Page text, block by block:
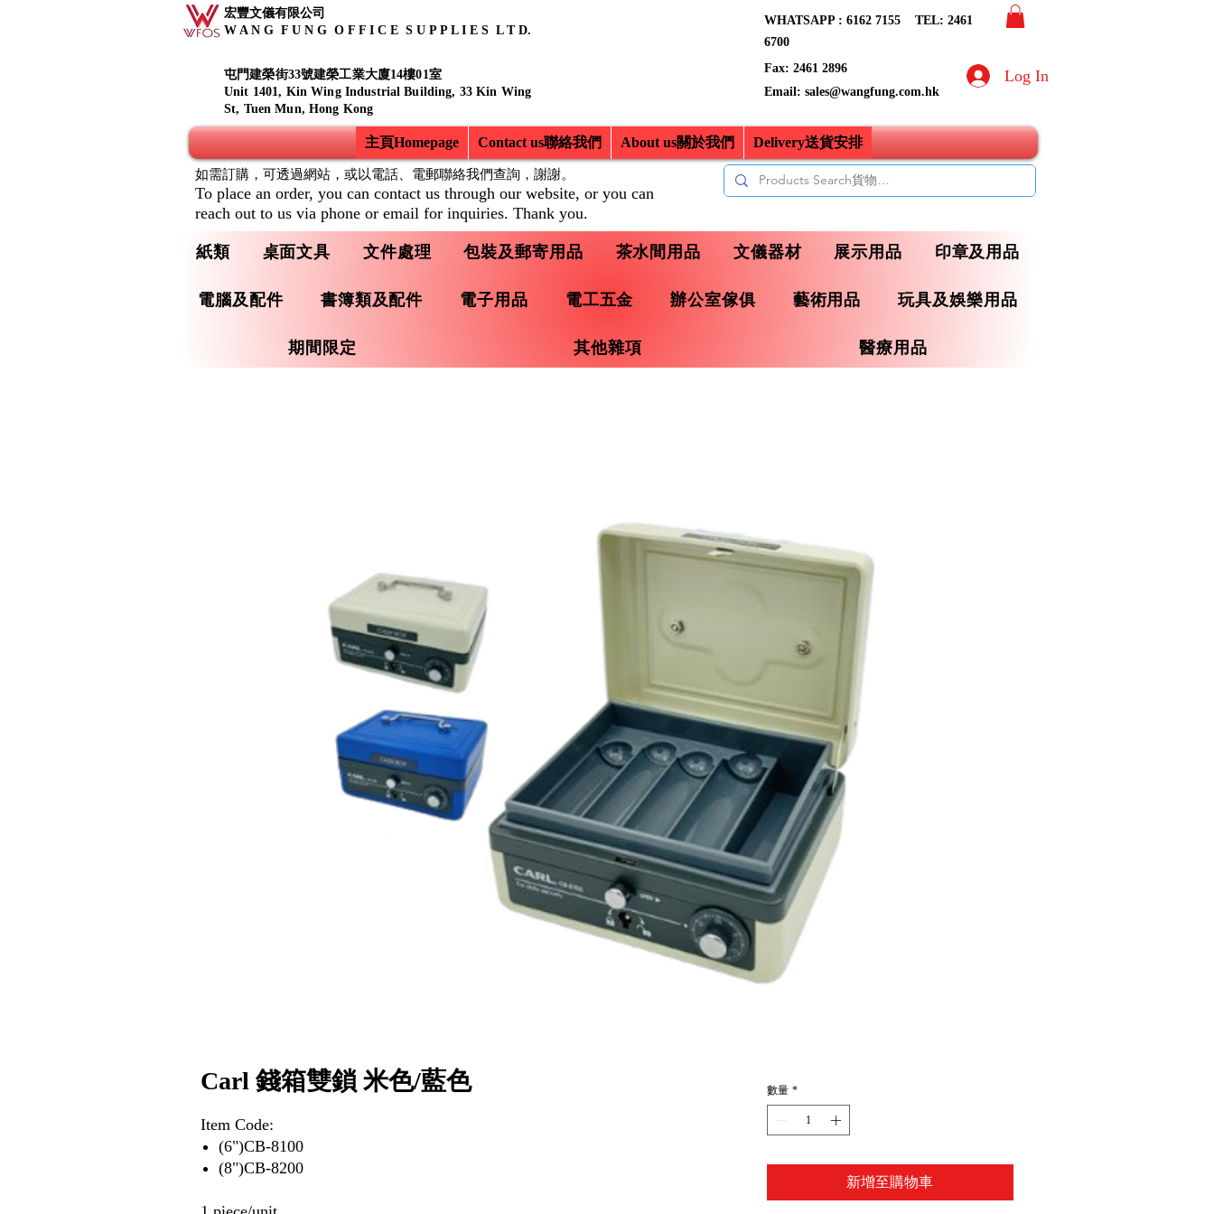
宏豐文儀有限公司
W A N G F U N G O F F I C E S U P P L I E S L T D.
屯門建榮街33號建榮工業大廈14樓01室
Unit 1401, Kin Wing Industrial Building, 33 Kin Wing
St, Tuen Mun, Hong Kong
WHATSAPP : 6162 7155​ TEL: 2461
6700
Fax: 2461 2896
Email: sales@wangfung.com.hk
Log In
主頁Homepage Contact us聯絡我們 About us關於我們 Delivery送貨安排
紙類 桌面文具 文件處理 包裝及郵寄用品 茶水間用品 文儀器材 展示用品 印章及用品
電腦及配件 書簿類及配件 電子用品 電工五金 辦公室傢俱 藝術用品 玩具及娛樂用品
期間限定 其他雜項 醫療用品
如需訂購，可透過網站，或以電話、電郵聯絡我們查詢， 謝謝。
To place an order, you can contact us through our website, or you can
reach out to us via phone or email for inquiries. Thank you.
Carl 錢箱雙鎖 米色/藍色
Item Code:
(6")CB-8100
(8")CB-8200
數量 *
新增至購物車